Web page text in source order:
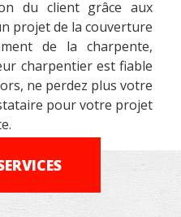
du client grâce aux
projet de la couverture
de la charpente,
charpentier est fiable
ne perdez plus votre
pour votre projet